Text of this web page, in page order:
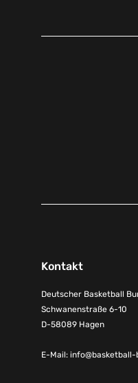
Kontakt
Deutscher Basketball
Schwanenstraße 6-10
D-58089 Hagen
E-Mail: info@basketball-